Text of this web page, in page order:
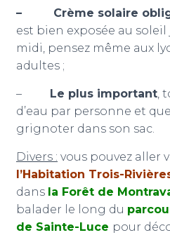
– Crème solaire
est bien exposée au soleil
midi, pensez même aux
adultes ;
– Le plus important ,
d’eau par personne et
grignoter dans son sac.
Divers : vous pouvez aller
l’Habitation Trois-
dans la Forêt de
balader le long du
de Sainte-Luce pour